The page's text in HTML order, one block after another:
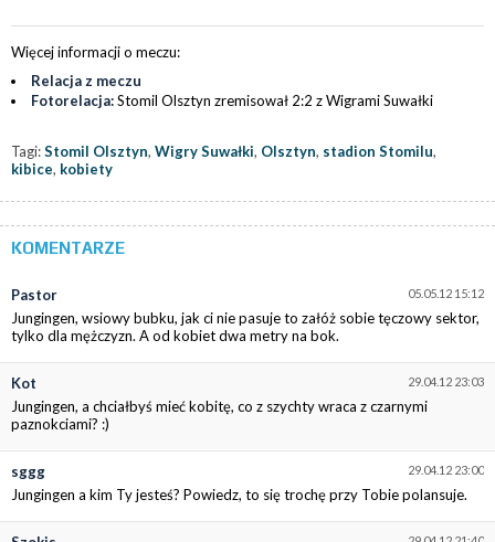
Więcej informacji o meczu:
Relacja z meczu
Fotorelacja:Stomil Olsztyn zremisował 2:2 z Wigrami Suwałki
Tagi:Stomil Olsztyn, Wigry Suwałki, Olsztyn, stadion Stomilu,
kibice, kobiety
KOMENTARZE
05.05.12 15:12
Pastor
Jungingen, wsiowy bubku, jak ci nie pasuje to załóż sobie tęczowy sektor,
tylko dla mężczyzn. A od kobiet dwa metry na bok.
29.04.12 23:03
Kot
Jungingen, a chciałbyś mieć kobitę, co z szychty wraca z czarnymi
paznokciami? :)
29.04.12 23:00
sggg
Jungingen a kim Ty jesteś? Powiedz, to się trochę przy Tobie polansuje.